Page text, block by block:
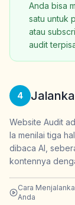
Anda bisa
satu untuk
atau
audit
4
Website Audit
Ia menilai tiga
dibaca AI,
kontennya
Cara
Anda